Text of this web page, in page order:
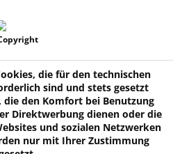
die für den technischen
sind und stets gesetzt
die den Komfort bei Benutzung
Direktwerbung dienen oder die
und sozialen Netzwerken
nur mit Ihrer Zustimmung